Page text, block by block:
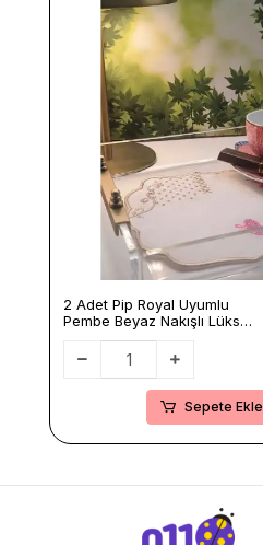
2 Adet Pip Royal Uyumlu
Pembe Beyaz Nakışlı Lüks
Keten Sunum Peçetesi
Sepete Ekle